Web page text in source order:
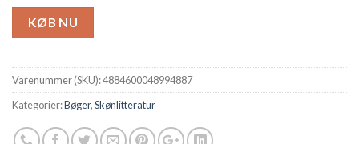
KØB NU
Varenummer (SKU):4884600048994887
Kategorier:Bøger,Skønlitteratur